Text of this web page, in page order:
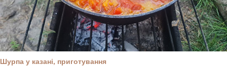
Шурпа у казані, приготування